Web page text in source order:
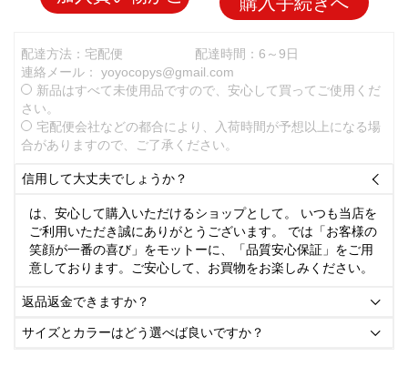
配達方法：宅配便
配達時間：6～9日
連絡メール： yoyocopys@gmail.com
新品はすべて未使用品ですので、安心して買ってご使用くだ
さい。
宅配便会社などの都合により、入荷時間が予想以上になる場
合がありますので、ご了承ください。
信用して大丈夫でしょうか？ 
は、安心して購入いただけるショップとして。 いつも当店を
ご利用いただき誠にありがとうございます。 では「お客様の
笑顔が一番の喜び」をモットーに、「品質安心保証」をご用
意しております。ご安心して、お買物をお楽しみください。
返品返金できますか？ 
サイズとカラーはどう選べば良いですか？ 